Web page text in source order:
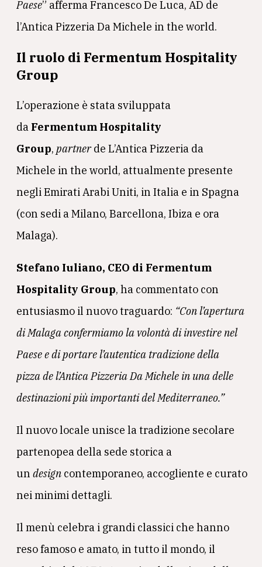
Paese” afferma Francesco De Luca, AD de
l’Antica Pizzeria Da Michele in the world.
Il ruolo di Fermentum Hospitality
Group
L’operazione è stata sviluppata
da Fermentum Hospitality
Group, partnerde L’Antica Pizzeria da
Michele in the world, attualmente presente
negli Emirati Arabi Uniti, in Italia e in Spagna
(con sedi a Milano, Barcellona, Ibiza e ora
Malaga).
Stefano Iuliano, CEO di Fermentum
Hospitality Group, ha commentato con
entusiasmo il nuovo traguardo: “Con l’apertura
di Malaga confermiamo la volontà di investire nel
Paese e di portare l’autentica tradizione della
pizza de l’Antica Pizzeria Da Michele in una delle
destinazioni più importanti del Mediterraneo.”
Il nuovo locale unisce la tradizione secolare
partenopea della sede storica a
un design contemporaneo, accogliente e curato
nei minimi dettagli.
Il menù celebra i grandi classici che hanno
reso famoso e amato, in tutto il mondo, il